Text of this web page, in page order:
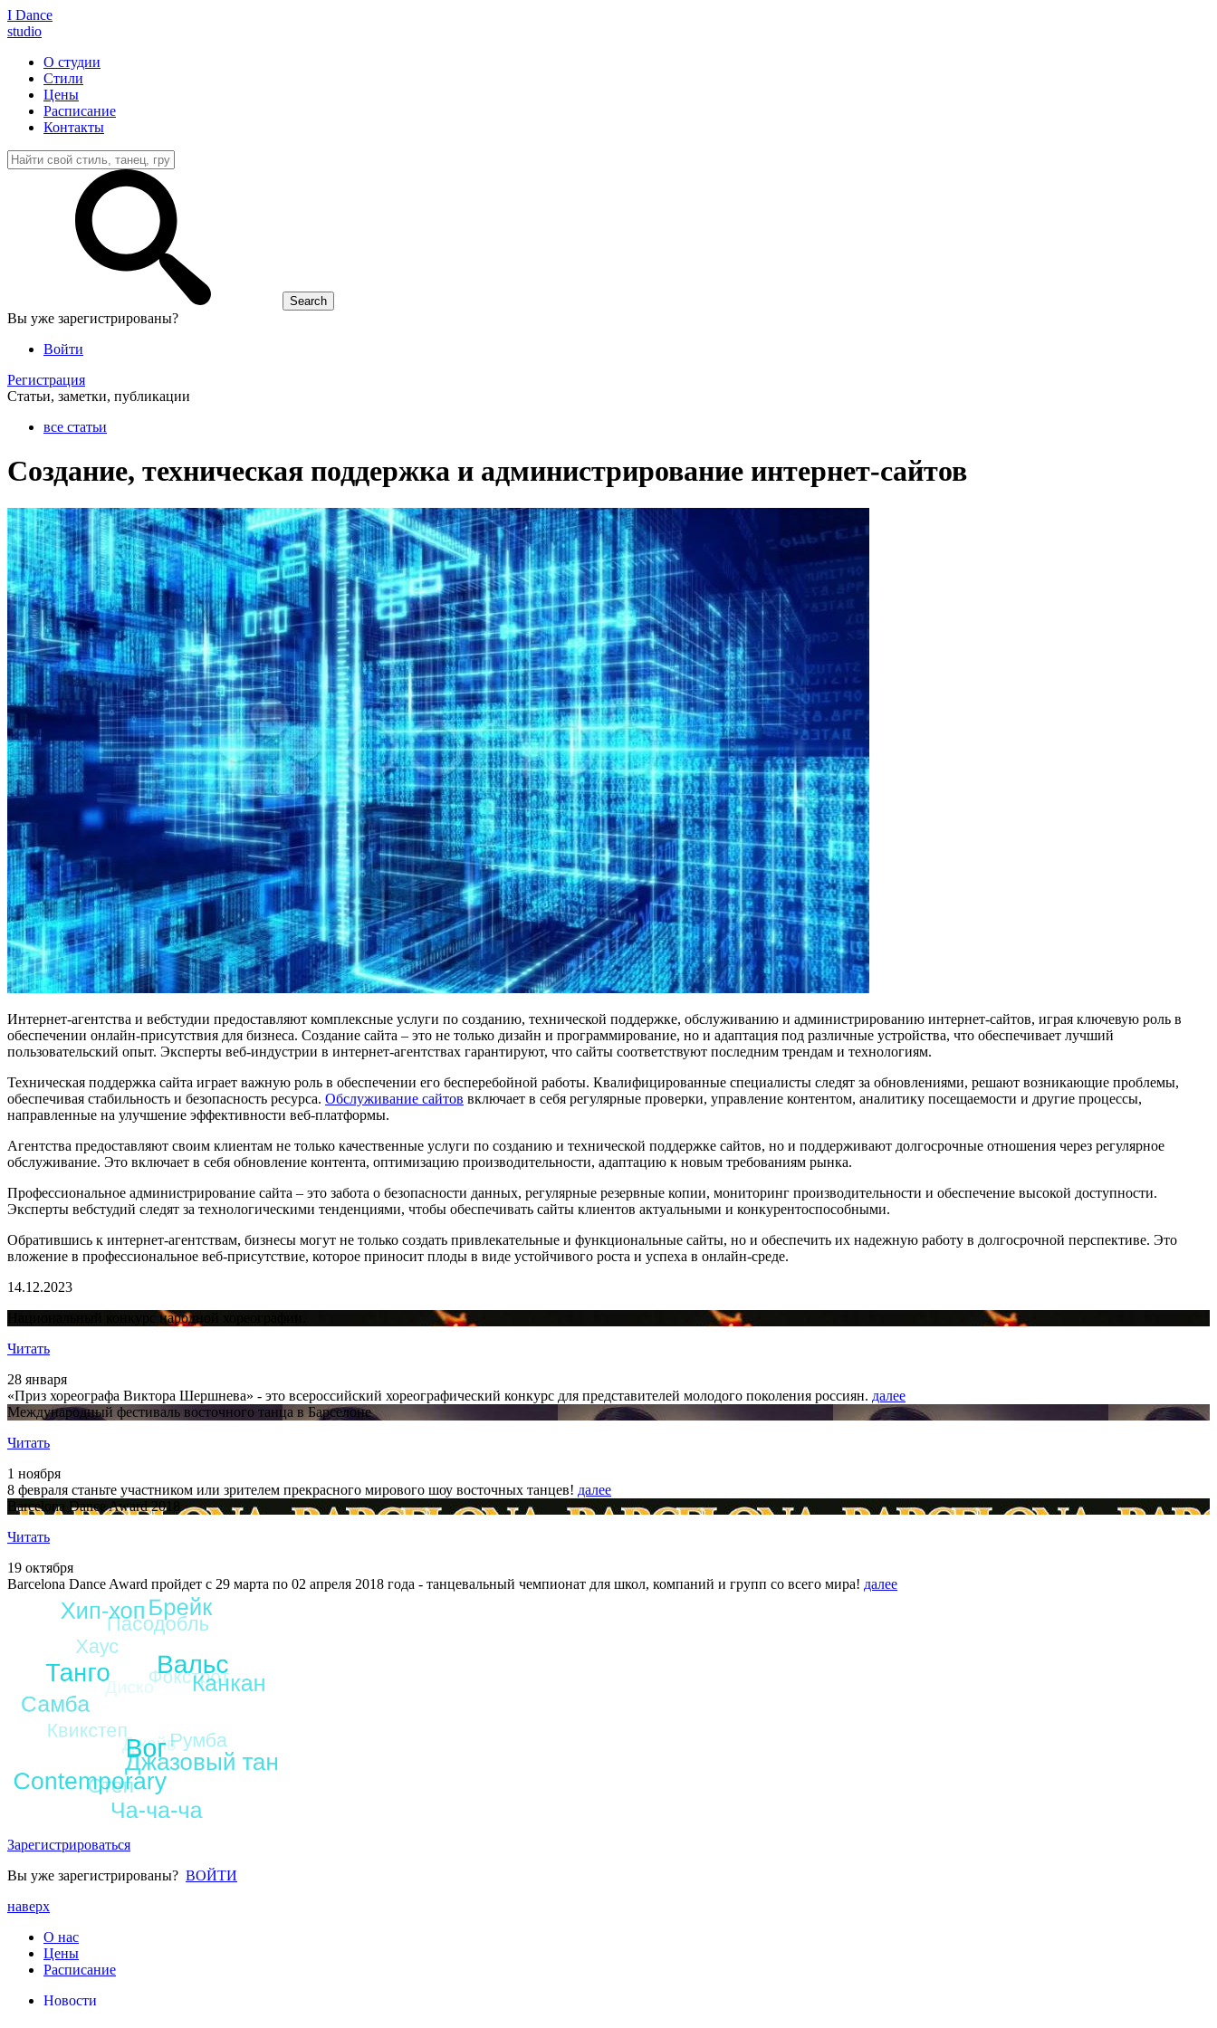
I Dance
studio
О студии
Стили
Цены
Расписание
Контакты
Вы уже зарегистрированы?
Войти
Регистрация
Статьи, заметки, публикации
все статьи
Создание, техническая поддержка и администрирование интернет-сайтов
Интернет-агентства и вебстудии предоставляют комплексные услуги по созданию, технической поддержке, обслуживанию и администрированию интернет-сайтов, играя ключевую роль в
обеспечении онлайн-присутствия для бизнеса. Создание сайта – это не только дизайн и программирование, но и адаптация под различные устройства, что обеспечивает лучший
пользовательский опыт. Эксперты веб-индустрии в интернет-агентствах гарантируют, что сайты соответствуют последним трендам и технологиям.
Техническая поддержка сайта играет важную роль в обеспечении его бесперебойной работы. Квалифицированные специалисты следят за обновлениями, решают возникающие проблемы,
обеспечивая стабильность и безопасность ресурса. Обслуживание сайтов включает в себя регулярные проверки, управление контентом, аналитику посещаемости и другие процессы,
направленные на улучшение эффективности веб-платформы.
Агентства предоставляют своим клиентам не только качественные услуги по созданию и технической поддержке сайтов, но и поддерживают долгосрочные отношения через регулярное
обслуживание. Это включает в себя обновление контента, оптимизацию производительности, адаптацию к новым требованиям рынка.
Профессиональное администрирование сайта – это забота о безопасности данных, регулярные резервные копии, мониторинг производительности и обеспечение высокой доступности.
Эксперты вебстудий следят за технологическими тенденциями, чтобы обеспечивать сайты клиентов актуальными и конкурентоспособными.
Обратившись к интернет-агентствам, бизнесы могут не только создать привлекательные и функциональные сайты, но и обеспечить их надежную работу в долгосрочной перспективе. Это
вложение в профессиональное веб-присутствие, которое приносит плоды в виде устойчивого роста и успеха в онлайн-среде.
14.12.2023
Национальный конкурс народной хореографии.
Читать
28 января
«Приз хореографа Виктора Шершнева» - это всероссийский хореографический конкурс для представителей молодого поколения россиян. далее
Международный фестиваль восточного танца в Барселоне
Читать
1 ноября
8 февраля станьте участником или зрителем прекрасного мирового шоу восточных танцев! далее
Barcelona Dance Award 2018
Читать
19 октября
Barcelona Dance Award пройдет с 29 марта по 02 апреля 2018 года - танцевальный чемпионат для школ, компаний и групп со всего мира! далее
Зарегистрироваться
Вы уже зарегистрированы? ВОЙТИ
наверх
О нас
Цены
Расписание
Новости